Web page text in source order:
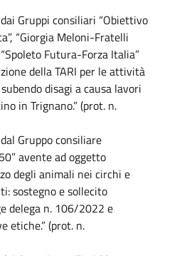
Gruppi consiliari “Obiettivo
“Giorgia Meloni-Fratelli
“Spoleto Futura-Forza Italia”
della TARI per le attività
disagi a causa lavori
in Trignano.” (prot. n.
Gruppo consiliare
avente ad oggetto
degli animali nei circhi e
sostegno e sollecito
delega n. 106/2022 e
etiche.” (prot. n.